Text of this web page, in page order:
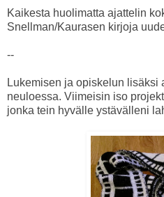
Kaikesta huolimatta ajattelin
Snellman/Kaurasen kirjoja
--
Lukemisen ja opiskelun lisäksi
neuloessa. Viimeisin iso
jonka tein hyvälle ystävälleni